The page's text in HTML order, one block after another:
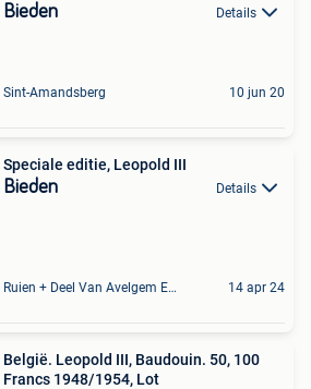
Bieden Details
Sint-Amandsberg 10 jun 20
Speciale editie, Leopold III
Bieden Details
Ruien + Deel Van Avelgem En Waarmaarde 14 apr 24
België. Leopold III, Baudouin. 50, 100
Francs 1948/1954, Lot